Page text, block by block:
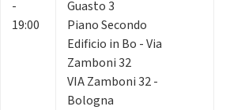
-
19:00
Guasto 3
Piano Secondo
Edificio in Bo - Via
Zamboni 32
VIA Zamboni 32 -
Bologna